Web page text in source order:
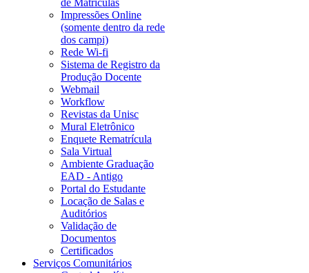
de Matriculas
Impressões Online
(somente dentro da rede
dos campi)
Rede Wi-fi
Sistema de Registro da
Produção Docente
Webmail
Workflow
Revistas da Unisc
Mural Eletrônico
Enquete Rematrícula
Sala Virtual
Ambiente Graduação
EAD - Antigo
Portal do Estudante
Locação de Salas e
Auditórios
Validação de
Documentos
Certificados
Serviços Comunitários